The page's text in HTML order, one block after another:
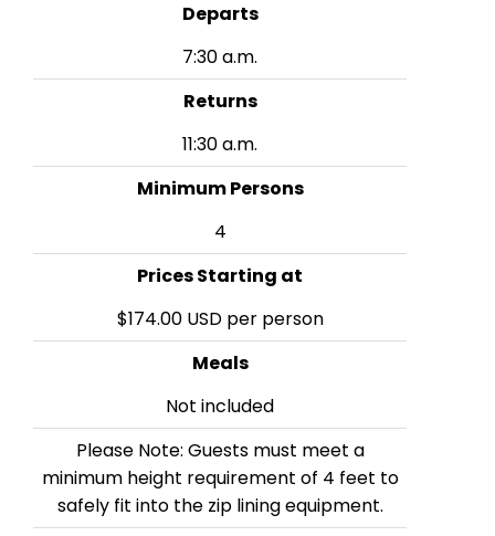
Departs
7:30 a.m.
Returns
11:30 a.m.
Minimum Persons
4
Prices Starting at
$174.00 USD per person
Meals
Not included
Please Note: Guests must meet a
minimum height requirement of 4 feet to
safely fit into the zip lining equipment.